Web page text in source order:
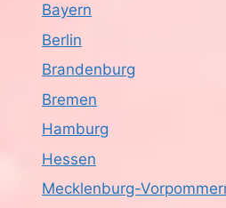
Bayern
Berlin
Brandenburg
Bremen
Hamburg
Hessen
Mecklenburg-